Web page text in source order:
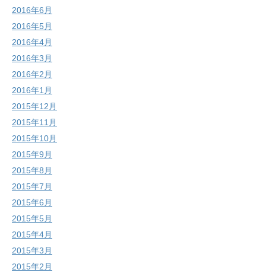
2016年6月
2016年5月
2016年4月
2016年3月
2016年2月
2016年1月
2015年12月
2015年11月
2015年10月
2015年9月
2015年8月
2015年7月
2015年6月
2015年5月
2015年4月
2015年3月
2015年2月